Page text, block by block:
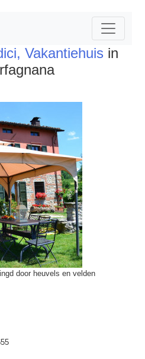
Vakantiehuis in
door heuvels en velden